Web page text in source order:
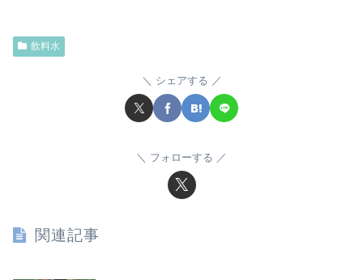
飲料水
シェアする
フォローする
関連記事